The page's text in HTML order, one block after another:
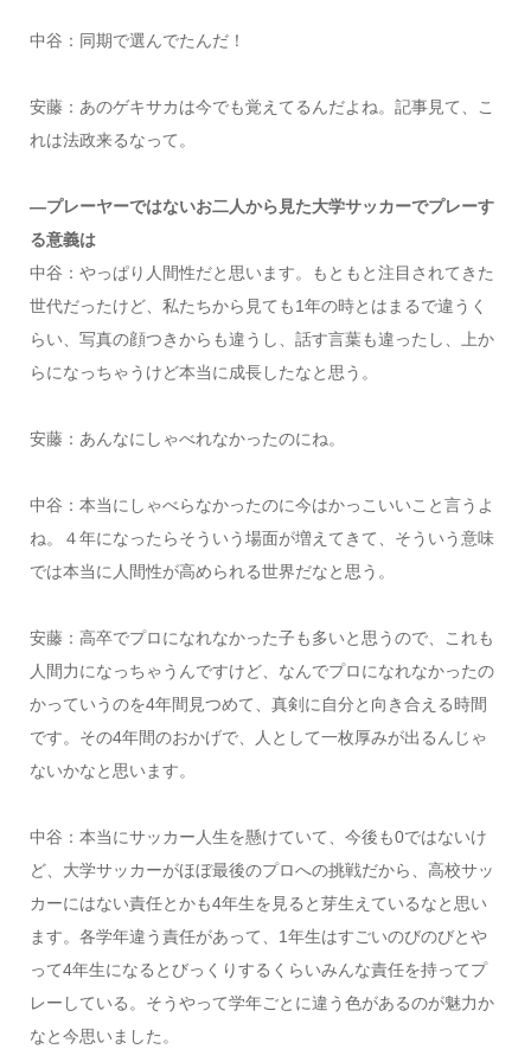
中谷：同期で選んでたんだ！
安藤：あのゲキサカは今でも覚えてるんだよね。記事見て、こ
れは法政来るなって。
―プレーヤーではないお二人から見た大学サッカーでプレーす
る意義は
中谷：やっぱり人間性だと思います。もともと注目されてきた
世代だったけど、私たちから見ても1年の時とはまるで違うく
らい、写真の顔つきからも違うし、話す言葉も違ったし、上か
らになっちゃうけど本当に成長したなと思う。
安藤：あんなにしゃべれなかったのにね。
中谷：本当にしゃべらなかったのに今はかっこいいこと言うよ
ね。４年になったらそういう場面が増えてきて、そういう意味
では本当に人間性が高められる世界だなと思う。
安藤：高卒でプロになれなかった子も多いと思うので、これも
人間力になっちゃうんですけど、なんでプロになれなかったの
かっていうのを4年間見つめて、真剣に自分と向き合える時間
です。その4年間のおかげで、人として一枚厚みが出るんじゃ
ないかなと思います。
中谷：本当にサッカー人生を懸けていて、今後も0ではないけ
ど、大学サッカーがほぼ最後のプロへの挑戦だから、高校サッ
カーにはない責任とかも4年生を見ると芽生えているなと思い
ます。各学年違う責任があって、1年生はすごいのびのびとや
って4年生になるとびっくりするくらいみんな責任を持ってプ
レーしている。そうやって学年ごとに違う色があるのが魅力か
なと今思いました。